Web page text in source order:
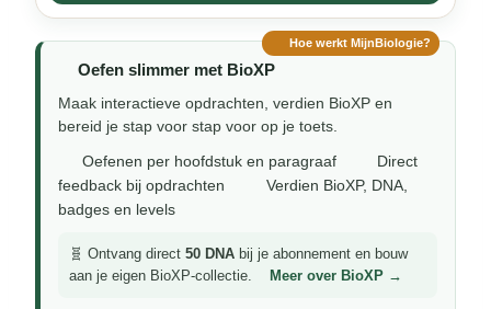
Hoe werkt MijnBiologie?
Oefen slimmer met BioXP
Maak interactieve opdrachten, verdien BioXP en
bereid je stap voor stap voor op je toets.
Oefenen per hoofdstuk en paragraaf
Direct
feedback bij opdrachten
Verdien BioXP, DNA,
badges en levels
🧬 Ontvang direct 50 DNA bij je abonnement en bouw
aan je eigen BioXP-collectie.
Meer over BioXP →